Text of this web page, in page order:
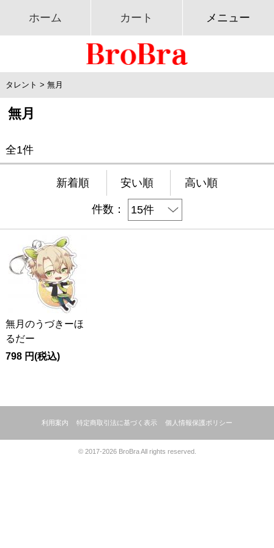
ホーム カート メニュー
タレント > 無月
無月
全1件
新着順 安い順 高い順
件数：
無月のうづきーほ
るだー
798円(税込)
利用案内 特定商取引法に基づく表示 個人情報保護ポリシー
© 2017-2026 BroBra All rights reserved.